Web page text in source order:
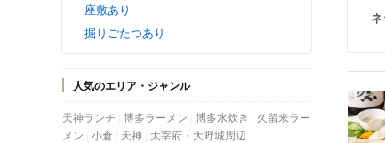
座敷あり
掘りごたつあり
人気のエリア・ジャンル
天神ランチ 博多ラーメン 博多水炊き
久留米ラー
メン 小倉 天神 太宰府・大野城周辺